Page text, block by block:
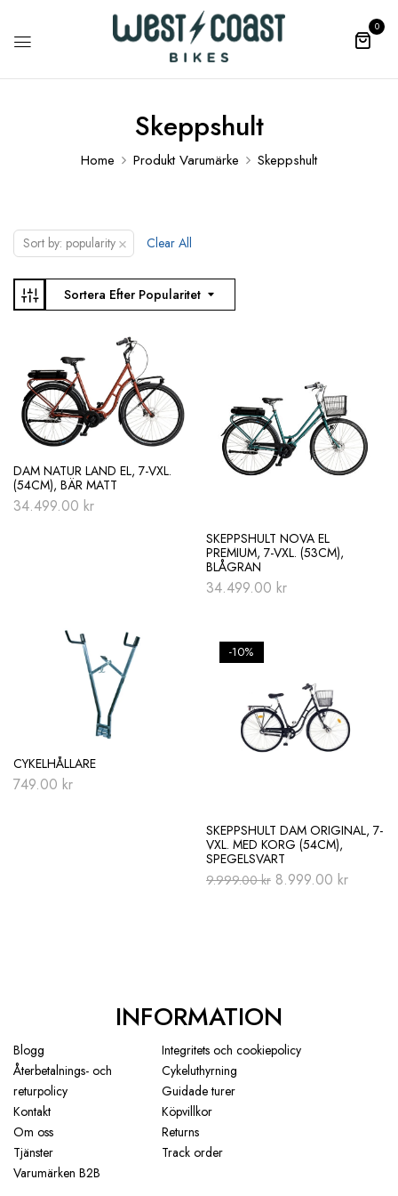
0
Skeppshult
Home Produkt Varumärke Skeppshult
Sort by: popularity × Clear All
Sortera Efter Popularitet
DAM NATUR LAND EL, 7-VXL.
(54CM), BÄR MATT
34.499.00 kr
SKEPPSHULT NOVA EL
PREMIUM, 7-VXL. (53CM),
BLÅGRAN
34.499.00 kr
CYKELHÅLLARE
749.00 kr
-10%
SKEPPSHULT DAM ORIGINAL, 7-
VXL. MED KORG (54CM),
SPEGELSVART
9.999.00kr Original
8.999.00 krCurrent
INFORMATION
Blogg
Integritets och cookiepolicy
Återbetalnings- och
returpolicy
Cykeluthyrning
Guidade turer
Kontakt
Köpvillkor
Om oss
Returns
Tjänster
Track order
Varumärken B2B